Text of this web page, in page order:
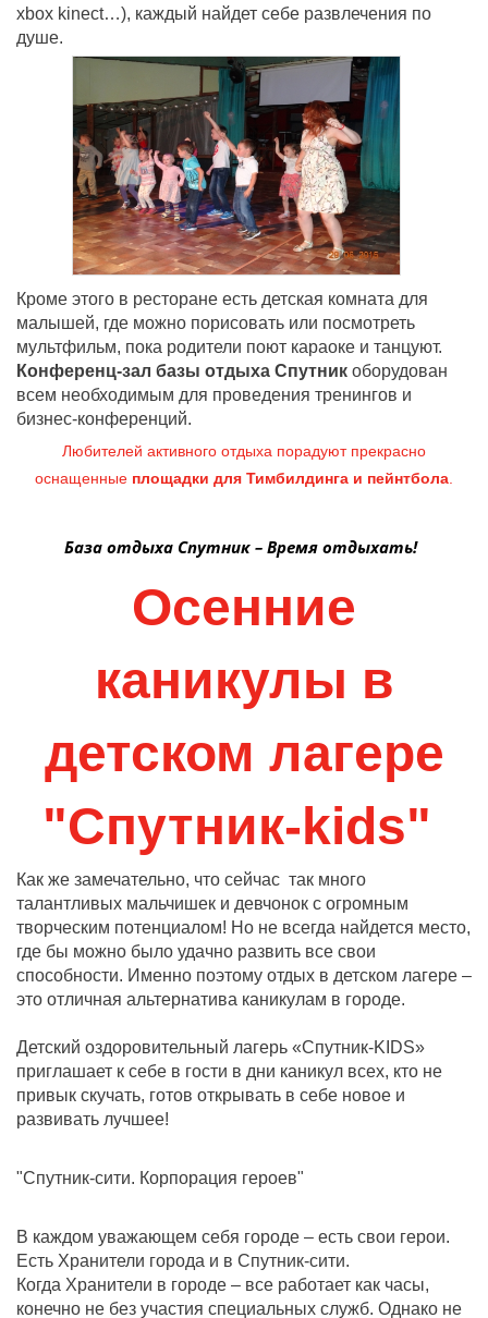
xbox kinect…), каждый найдет себе развлечения по
душе.
Кроме этого в ресторане есть детская комната для
малышей, где можно порисовать или посмотреть
мультфильм, пока родители поют караоке и танцуют.
Конференц-зал базы отдыха Спутник оборудован
всем необходимым для проведения тренингов и
бизнес-конференций.
Любителей активного отдыха порадуют прекрасно
оснащенные площадки для Тимбилдинга и пейнтбола
База отдыха Спутник – Время отдыхать!
Осенние
каникулы в
детском лагере
"Спутник-kids"
Как же замечательно, что сейчас так много
талантливых мальчишек и девчонок с огромным
творческим потенциалом! Но не всегда найдется место,
где бы можно было удачно развить все свои
способности. Именно поэтому отдых в детском лагере –
это отличная альтернатива каникулам в городе.
Детский оздоровительный лагерь «Спутник-KIDS»
приглашает к себе в гости в дни каникул всех, кто не
привык скучать, готов открывать в себе новое и
развивать лучшее!
"Спутник-сити. Корпорация героев"
В каждом уважающем себя городе – есть свои герои.
Есть Хранители города и в Спутник-сити.
Когда Хранители в городе – все работает как часы,
конечно не без участия специальных служб. Однако не